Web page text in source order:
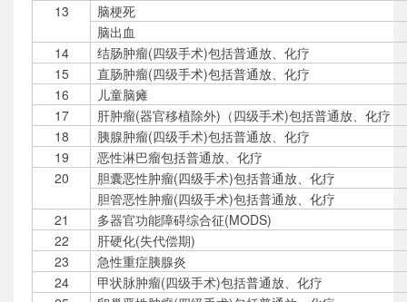
13
脑梗死
脑出血
14
结肠肿瘤(四级手术)包括普通放、化疗
15
直肠肿瘤(四级手术)包括普通放、化疗
16
儿童脑瘫
17
肝肿瘤(器官移植除外)（四级手术)包括普通放、化疗
18
胰腺肿瘤(四级手术)包括普通放、化疗
19
恶性淋巴瘤包括普通放、化疗
20
胆囊恶性肿瘤(四级手术)包括普通放、化疗
胆管恶性肿瘤(四级手术)包括普通放、化疗
21
多器官功能障碍综合征(MODS)
22
肝硬化(失代偿期)
23
急性重症胰腺炎
24
甲状脉肿瘤(四级手术)包括普通放、化疗